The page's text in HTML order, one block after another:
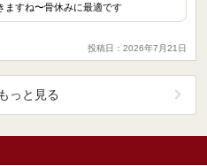
ますね〜骨休みに最適です
投稿日：2026年7月21日
っと見る